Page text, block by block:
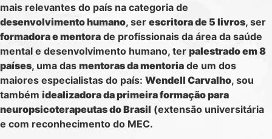
mais relevantes do país na categoria de
desenvolvimento humano, ser escritora de 5 livros, ser
formadora e mentora de profissionais da área da saúde
mental e desenvolvimento humano, ter palestrado em 8
países, uma das mentoras da mentoria de um dos
maiores especialistas do país: Wendell Carvalho, sou
também idealizadora da primeira formação para
neuropsicoterapeutas do Brasil (extensão universitária
e com reconhecimento do MEC.